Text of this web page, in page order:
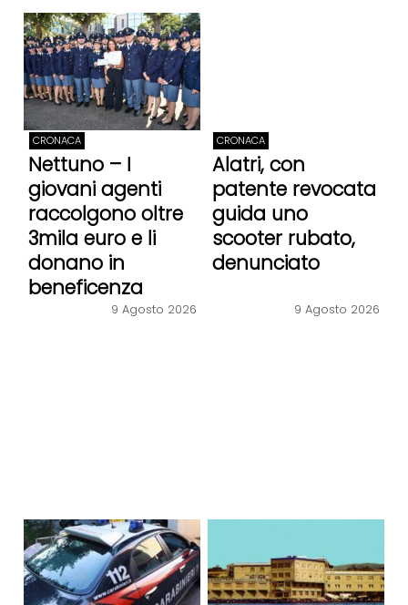
CRONACA
Nettuno – I
giovani agenti
raccolgono oltre
3mila euro e li
donano in
beneficenza
9 Agosto 2026
CRONACA
Alatri, con
patente revocata
guida uno
scooter rubato,
denunciato
9 Agosto 2026